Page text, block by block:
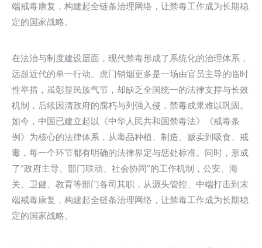
端戒毒康复，构建起全链条治理网络，让禁毒工作成为长期稳
定的国家战略。
在法治与制度建设层面，现代禁毒形成了系统化的治理体系，
远超近代的单一行动。虎门销烟更多是一场由官员主导的临时
性举措，虽彰显民族气节，却缺乏全国统一的法律支撑与长效
机制，后续因清政府的腐朽与列强入侵，禁毒成果难以巩固。
如今，中国已建立起以《中华人民共和国禁毒法》《戒毒条
例》为核心的法律体系，从毒品种植、制造、贩卖到吸食、戒
毒，每一个环节都有明确的法律界定与惩处标准。同时，形成
了“政府主导、部门联动、社会协同”的工作机制，公安、海
关、卫健、教育等部门各司其职，从源头管控、中端打击到末
端戒毒康复，构建起全链条治理网络，让禁毒工作成为长期稳
定的国家战略。